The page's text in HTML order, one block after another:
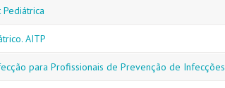
Pediátrica
AITP
para Profissionais de Prevenção de Infecções